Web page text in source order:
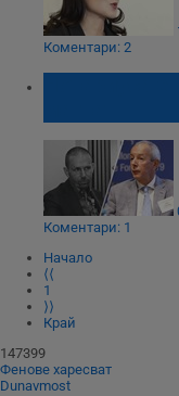
Коментари: 2
Коментари: 1
Начало
⟨⟨
1
⟩⟩
Край
147399
Фенове харесват
Dunavmost